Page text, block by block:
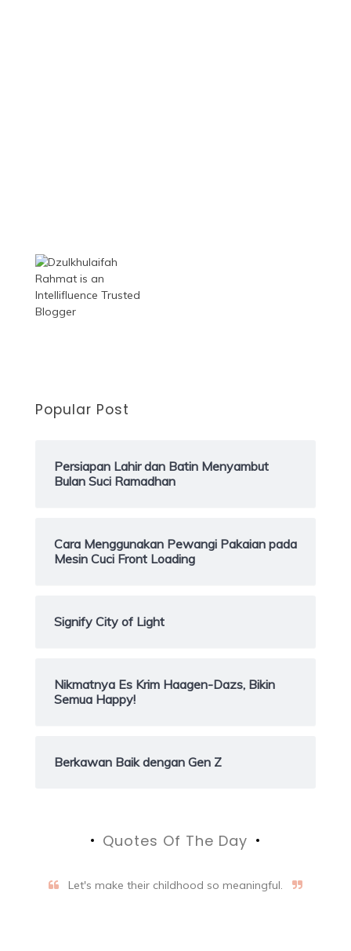
Popular Post
Persiapan Lahir dan Batin Menyambut
Bulan Suci Ramadhan
Cara Menggunakan Pewangi Pakaian pada
Mesin Cuci Front Loading
Signify City of Light
Nikmatnya Es Krim Haagen-Dazs, Bikin
Semua Happy!
Berkawan Baik dengan Gen Z
Quotes Of The Day
Let's make their childhood so meaningful.